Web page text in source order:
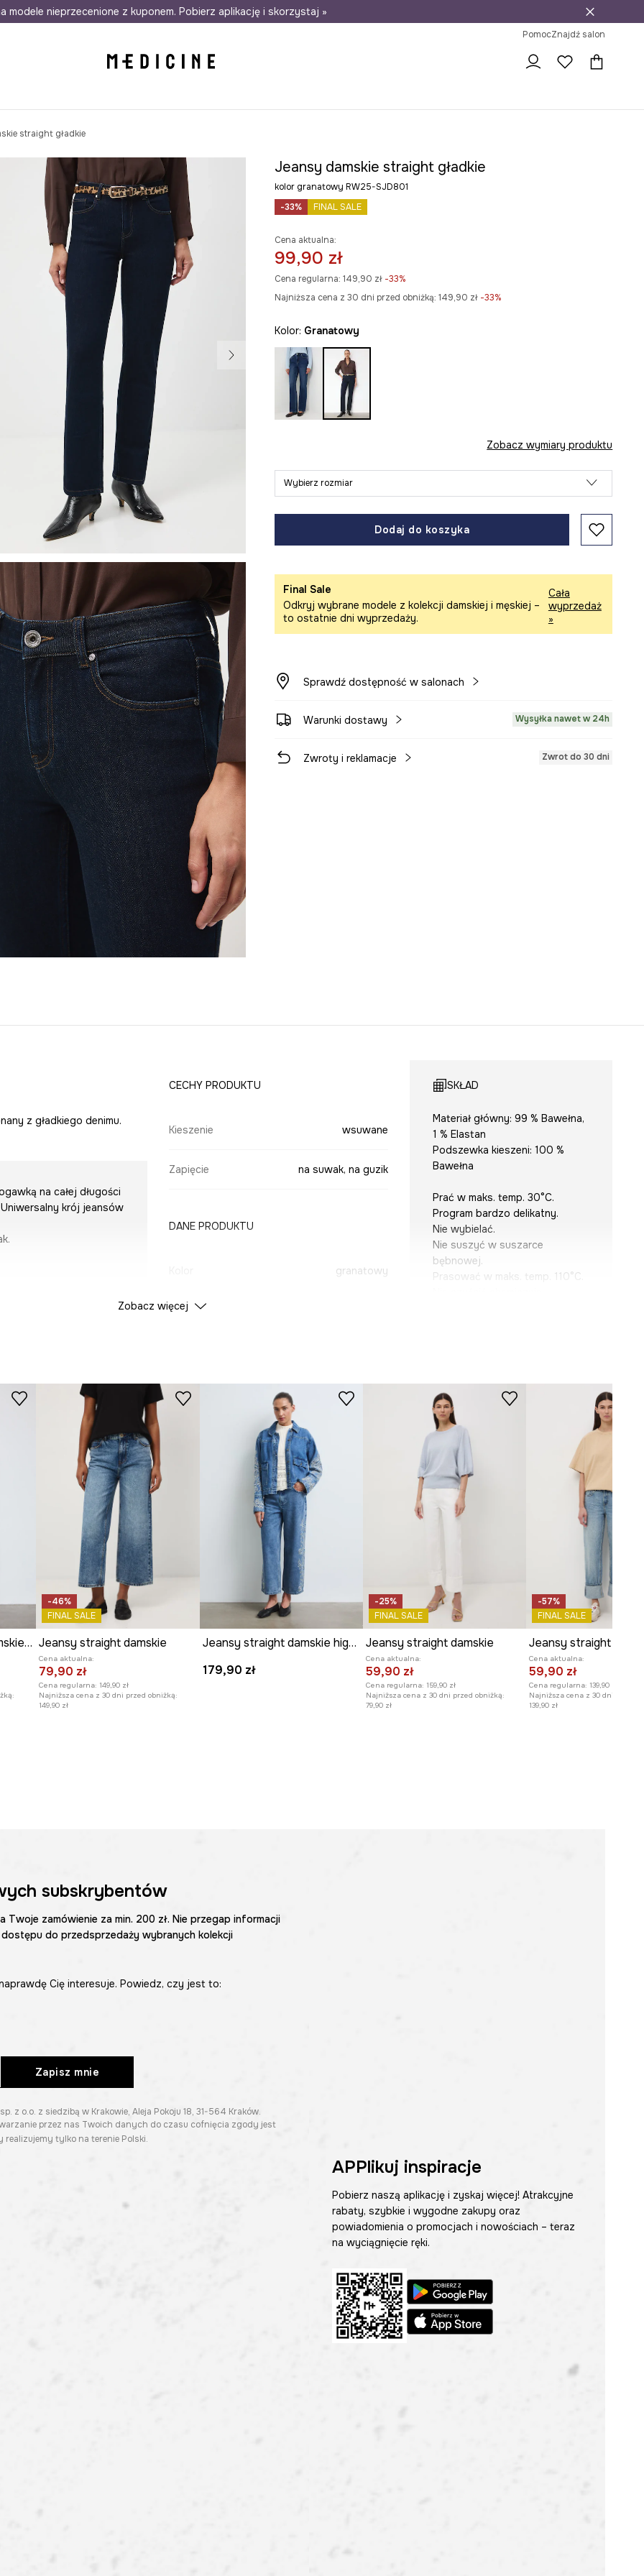
w 24h Darmowa dostawa do salonów 30 dni na zwrot
modele nieprzecenione z kuponem. Pobierz aplikację i skorzystaj »
PomocZnajdź salon
straight gładkie
Jeansy damskie straight gładkie
kolor granatowy RW25-SJD801
-33%
FINAL SALE
Cena aktualna:
99,90 zł
Cena regularna: 149,90 zł-33%
Najniższa cena z 30 dni przed obniżką: 149,90 zł -33%
Kolor: granatowy
Zobacz wymiary produktu
Wybierz rozmiar
Dodaj do koszyka
Final Sale
Odkryj wybrane modele z kolekcji damskiej i męskiej –
to ostatnie dni wyprzedaży.
Cała
wyprzedaż
»
Sprawdź dostępność w salonach
Warunki dostawy Wysyłka nawet w 24h
Zwroty i reklamacje Zwrot do 30 dni
z gładkiego denimu.
na całej długości
krój jeansów
CECHY PRODUKTU
Kieszenie wsuwane
Zapięcie na suwak, na guzik
DANE PRODUKTU
granatowy
ID Produktu
SKŁAD
Materiał główny: 99 % Bawełna,
1 % Elastan
Podszewka kieszeni: 100 %
Bawełna
Prać w maks. temp. 30°C.
Program bardzo delikatny.
Nie wybielać.
Nie suszyć w suszarce
bębnowej.
Prasować w maks. temp. 110°C.
Stan
Zobacz więcej
Jeansy bawełniane damskie straight z efektem sprania
-46%
FINAL SALE
Jeansy straight damskie
Cena aktualna:
79,90 zł
Cena regularna: 149,90 zł
Najniższa cena z 30 dni przed obniżką:
149,90 zł
Jeansy straight damskie high waist z haftami
179,90 zł
-25%
FINAL SALE
Jeansy straight damskie
Cena aktualna:
59,90 zł
Cena regularna: 159,90 zł
Najniższa cena z 30 dni przed obniżką:
79,90 zł
-57%
FINAL SALE
Jeansy straight
Cena aktualna:
59,90 zł
Cena regularna: 139,90 zł
Najniższa cena z 30 dni przed
139,90 zł
subskrybentów
zamówienie za min. 200 zł. Nie przegap informacji
do przedsprzedaży wybranych kolekcji
Cię interesuje. Powiedz, czy jest to:
Zapisz mnie
o.o. z siedzibą w Krakowie, Aleja Pokoju 18, 31-564 Kraków.
przez nas Twoich danych do czasu cofnięcia zgody jest
realizujemy tylko na terenie Polski.
APPlikuj inspiracje
Pobierz naszą aplikację i zyskaj więcej! Atrakcyjne
rabaty, szybkie i wygodne zakupy oraz
powiadomienia o promocjach i nowościach – teraz
na wyciągnięcie ręki.